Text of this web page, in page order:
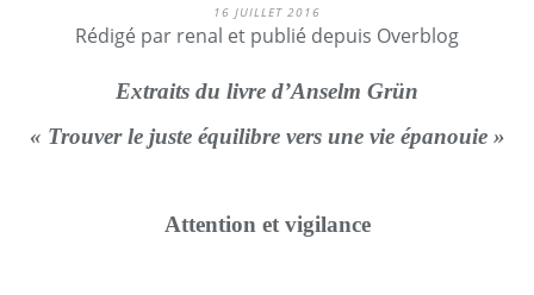
16 JUILLET 2016
Rédigé par renal et publié depuis Overblog
Extraits du livre d’Anselm Grün
« Trouver le juste équilibre vers une vie épanouie »
Attention et vigilance